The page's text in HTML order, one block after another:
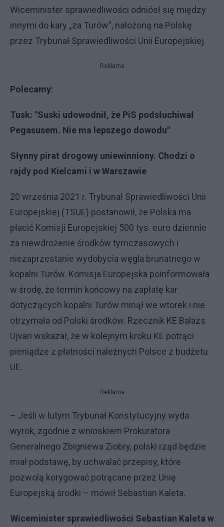
Wiceminister sprawiedliwości odniósł się między
innymi do kary „za Turów”, nałożoną na Polskę
przez Trybunał Sprawiedliwości Unii Europejskiej.
Reklama
Polecamy:
Tusk: "Suski udowodnił, że PiS podsłuchiwał
Pegasusem. Nie ma lepszego dowodu"
Słynny pirat drogowy uniewinniony. Chodzi o
rajdy pod Kielcami i w Warszawie
20 września 2021 r. Trybunał Sprawiedliwości Unii
Europejskiej (TSUE) postanowił, że Polska ma
płacić Komisji Europejskiej 500 tys. euro dziennie
za niewdrożenie środków tymczasowych i
niezaprzestanie wydobycia węgla brunatnego w
kopalni Turów. Komisja Europejska poinformowała
w środę, że termin końcowy na zapłatę kar
dotyczących kopalni Turów minął we wtorek i nie
otrzymała od Polski środków. Rzecznik KE Balazs
Ujvari wskazał, że w kolejnym kroku KE potrąci
pieniądze z płatności należnych Polsce z budżetu
UE.
Reklama
– Jeśli w lutym Trybunał Konstytucyjny wyda
wyrok, zgodnie z wnioskiem Prokuratora
Generalnego Zbigniewa Ziobry, polski rząd będzie
miał podstawę, by uchwalać przepisy, które
pozwolą korygować potrącane przez Unię
Europejską środki – mówił Sebastian Kaleta.
Wiceminister sprawiedliwości Sebastian Kaleta w